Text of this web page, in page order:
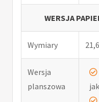
WERSJA
Wymiary
Wersja
planszowa